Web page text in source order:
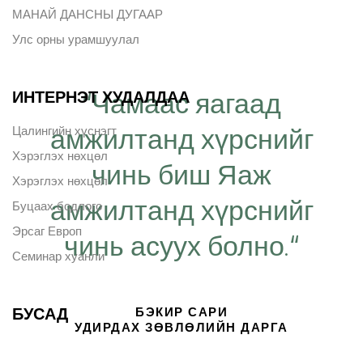
“Чамаас яагаад
амжилтанд хүрснийг
чинь биш Яаж
амжилтанд хүрснийг
чинь асуух болно.“
БЭКИР САРИ
УДИРДАХ ЗӨВЛӨЛИЙН ДАРГА
МАНАЙ ДАНСНЫ ДУГААР
Улс орны урамшуулал
ИНТЕРНЭТ ХУДАЛДАА
Цалингийн хүснэгт
Хэрэглэх нөхцөл
Хэрэглэх нөхцөл
Буцаах бодлого
Эрсаг Европ
Семинар хуанли
БУСАД